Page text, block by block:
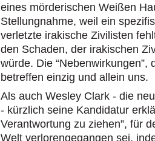
eines mörderischen Weißen
Stellungnahme, weil ein
verletzte irakische Zivilisten
den Schaden, der irakischen
würde. Die
betreffen einzig und allein uns.
Als auch Wesley Clark - die
- kürzlich seine Kandidatur
Verantwortung zu ziehen”, für
Welt verlorengegangen sei,